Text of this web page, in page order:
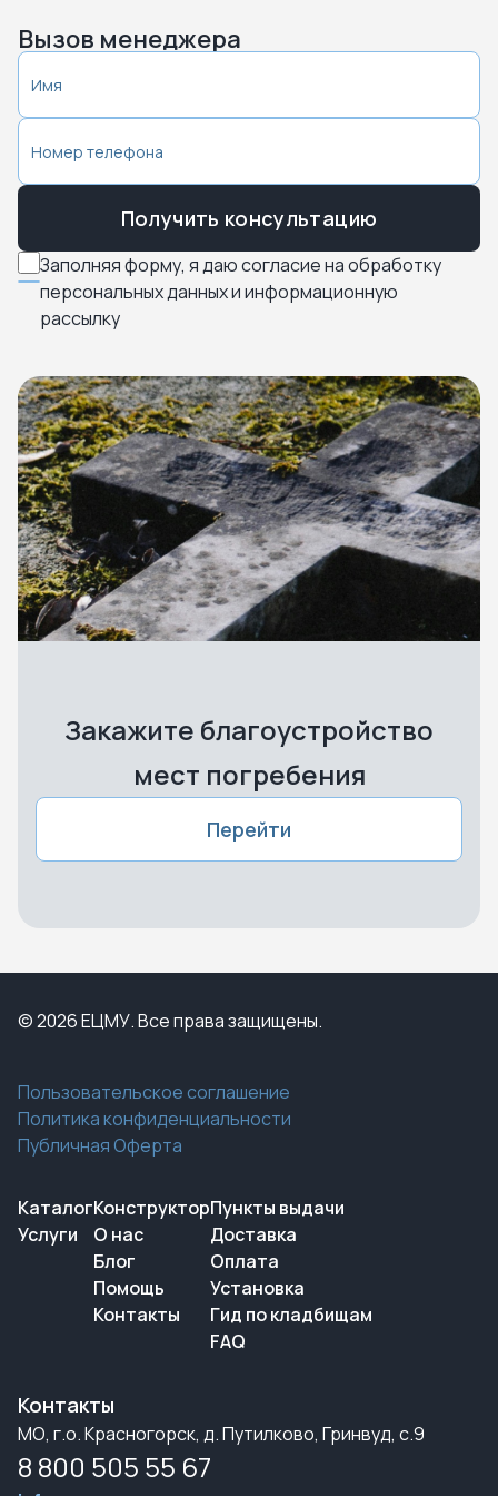
Вызов менеджера
Заполняя форму, я даю согласие на обработку
персональных данных и информационную
рассылку
Получить консультацию
Закажите благоустройство
мест погребения
Перейти
© 2026 ЕЦМУ. Все права защищены.
Пользовательское соглашение
Политика конфиденциальности
Публичная Оферта
Каталог
Услуги
Конструктор
О нас
Блог
Помощь
Контакты
Пункты выдачи
Доставка
Оплата
Установка
Гид по кладбищам
FAQ
Контакты
МО, г.о. Красногорск, д. Путилково, Гринвуд, с.9
8 800 505 55 67